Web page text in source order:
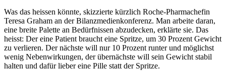
Was das heissen könnte, skizzierte kürzlich Roche-Pharmachefin
Teresa Graham an der Bilanzmedienkonferenz. Man arbeite daran,
eine breite Palette an Bedürfnissen abzudecken, erklärte sie. Das
heisst: Der eine Patient braucht eine Spritze, um 30 Prozent Gewicht
zu verlieren. Der nächste will nur 10 Prozent runter und möglichst
wenig Nebenwirkungen, der übernächste will sein Gewicht stabil
halten und dafür lieber eine Pille statt der Spritze.